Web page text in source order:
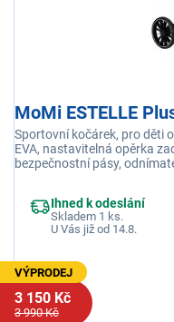
MoMi ESTELLE
Sportovní kočárek, pro děti
EVA, nastavitelná opěrka
bezpečnostní pásy,
Ihned k odeslání
Skladem 1 ks.
U Vás již od 14.8.
VÝPRODEJ
3 150 Kč
3 990 Kč